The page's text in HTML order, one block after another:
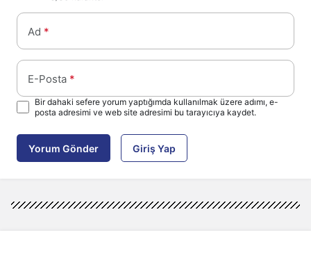
Ad *
E-Posta *
Bir dahaki sefere yorum yaptığımda kullanılmak üzere adımı, e-
posta adresimi ve web site adresimi bu tarayıcıya kaydet.
Yorum Gönder Giriş Yap